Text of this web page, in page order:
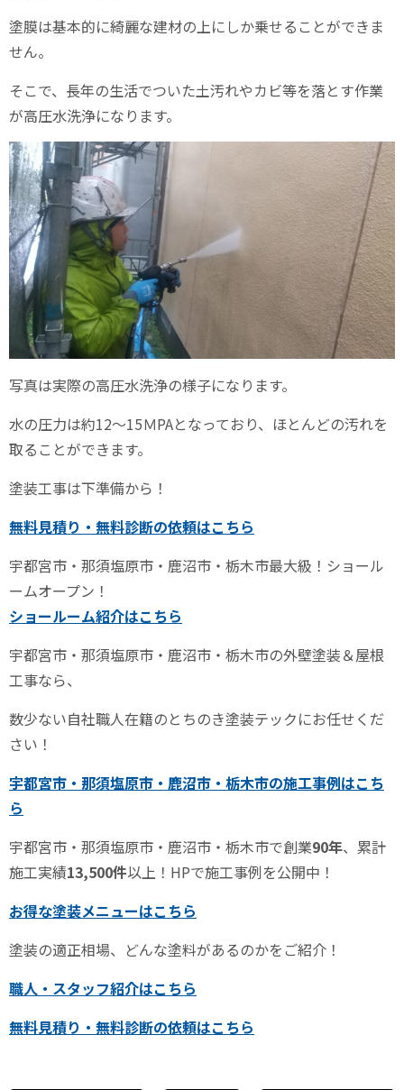
塗膜は基本的に綺麗な建材の上にしか乗せることができま
せん。
そこで、長年の生活でついた土汚れやカビ等を落とす作業
が高圧水洗浄になります。
写真は実際の高圧水洗浄の様子になります。
水の圧力は約12～15ＭPAとなっており、ほとんどの汚れを
取ることができます。
塗装工事は下準備から！
無料見積り・無料診断の依頼はこちら
宇都宮市・那須塩原市・鹿沼市・栃木市最大級！ショール
ームオープン！
ショールーム紹介はこちら
宇都宮市・那須塩原市・鹿沼市・栃木市の外壁塗装＆屋根
工事なら、
数少ない自社職人在籍のとちのき塗装テックにお任せくだ
さい！
宇都宮市・那須塩原市・鹿沼市・栃木市の施工事例はこち
ら
宇都宮市・那須塩原市・鹿沼市・栃木市で創業90年、累計
施工実績13,500件以上！ HPで施工事例を公開中！
お得な塗装メニューはこちら
塗装の適正相場、どんな塗料があるのかをご紹介！
職人・スタッフ紹介はこちら
無料見積り・無料診断の依頼はこちら